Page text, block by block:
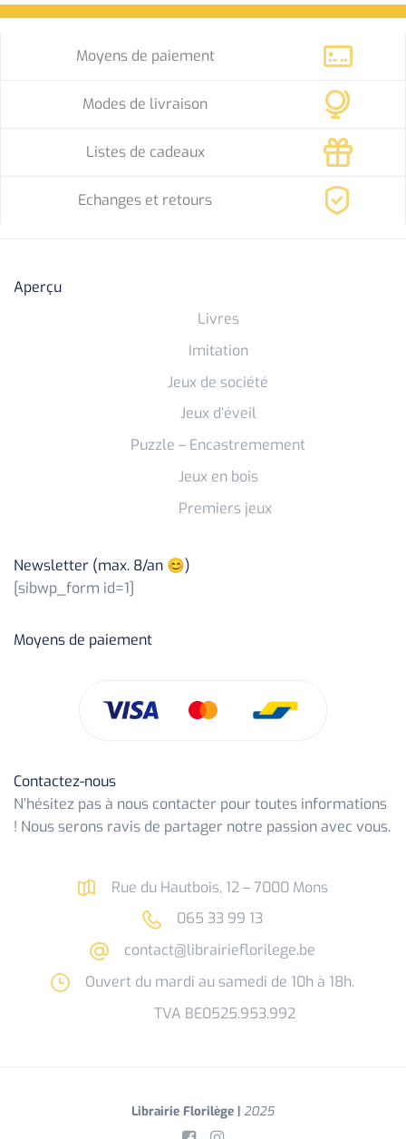
Moyens de paiement
Modes de livraison
Listes de cadeaux
Echanges et retours
Aperçu
Livres
Imitation
Jeux de société
Jeux d’éveil
Puzzle – Encastremement
Jeux en bois
Premiers jeux
Newsletter (max. 8/an 😊)
[sibwp_form id=1]
Moyens de paiement
Contactez-nous
N’hésitez pas à nous contacter pour toutes informations
! Nous serons ravis de partager notre passion avec vous.
Rue du Hautbois, 12 – 7000 Mons
065 33 99 13
contact@librairieflorilege.be
Ouvert du mardi au samedi de 10h à 18h.
TVA BE0525.953.992
Librairie Florilège | 2025